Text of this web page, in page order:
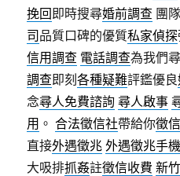
挽回即時搜尋婚前調查 團
司 品質口碑的優質私家偵探
信用調查 電話調查為我們
調查即刻各種疑難評鑑優良
念尋人免費諮詢 尋人啟事
用 。合法徵信社帶給你徵
直接外遇徵兆 外遇徵兆手
大吸排抓姦註徵信收費 新